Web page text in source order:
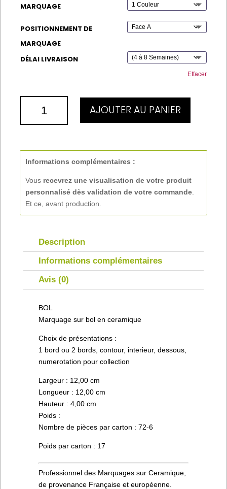
MARQUAGE
POSITIONNEMENT DE
MARQUAGE
DÉLAI LIVRAISON
Effacer
BOL
AJOUTER AU PANIER
Informations complémentaires :
Vous recevrez une visualisation de votre produit
personnalisé dès validation de votre commande
Et ce, avant production.
Description
Informations complémentaires
Avis (0)
BOL
Marquage sur bol en ceramique
Choix de présentations :
1 bord ou 2 bords, contour, interieur, dessous,
numerotation pour collection
Largeur : 12,00 cm
Longueur : 12,00 cm
Hauteur : 4,00 cm
Poids :
Nombre de pièces par carton : 72-6
Poids par carton : 17
Professionnel des Marquages sur Ceramique,
de provenance Française et européenne.